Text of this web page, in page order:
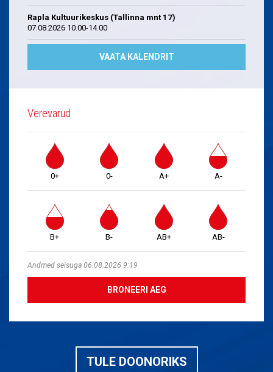
Rapla Kultuurikeskus (Tallinna mnt 17)
07.08.2026 10.00-14.00
VAATA KALENDRIT
Verevarud
0+ 0- A+ A-
B+ B- AB+ AB-
Andmed seisuga 06.08.2026 9:19
BRONEERI AEG
TULE DOONORIKS